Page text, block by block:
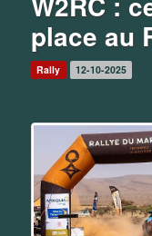
place au
Rally 12-10-2025